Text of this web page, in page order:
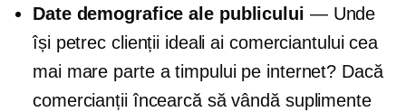
Date demografice ale publicului — Unde
își petrec clienții ideali ai comerciantului cea
mai mare parte a timpului pe internet? Dacă
comercianții încearcă să vândă suplimente